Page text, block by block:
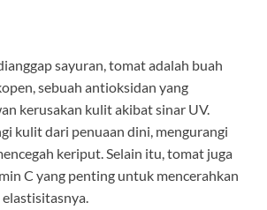
sayuran, tomat adalah buah
sebuah antioksidan yang
kerusakan kulit akibat sinar UV.
kulit dari penuaan dini, mengurangi
keriput. Selain itu, tomat juga
C yang penting untuk mencerahkan